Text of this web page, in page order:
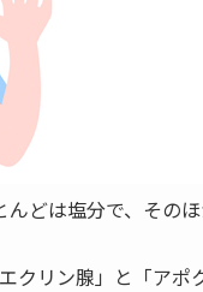
どは塩分で、その
クリン腺」と「アポ